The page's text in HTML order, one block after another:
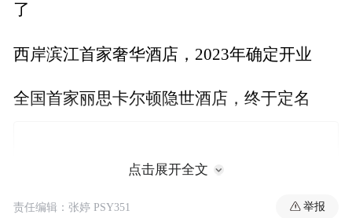
了
西岸滨江首家奢华酒店，2023年确定开业
全国首家丽思卡尔顿隐世酒店，终于定名
点击展开全文
责任编辑：张婷 PSY351 举报